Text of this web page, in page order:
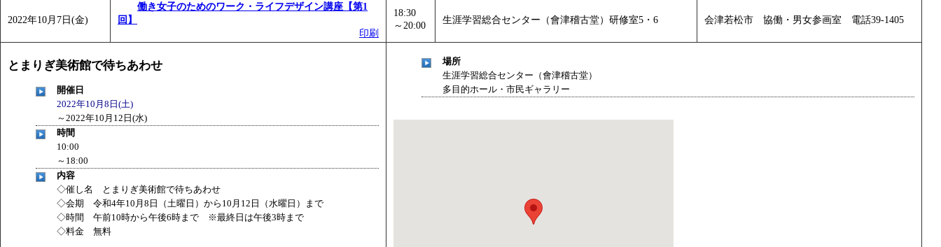
2022年10月7日(金)
働き女子のためのワーク・ライフデザイン講座【第1
回】
印刷
18:30
～20:00
生涯学習総合センター（會津稽古堂）研修室5・6 会津若松市 協働・男女参画室 電話39-1405
とまりぎ美術館で待ちあわせ
開催日
2022年10月8日(土)
～2022年10月12日(水)
時間
10:00
～18:00
内容
◇催し名 とまりぎ美術館で待ちあわせ
◇会期 令和4年10月8日（土曜日）から10月12日（水曜日）まで
◇時間 午前10時から午後6時まで ※最終日は午後3時まで
◇料金 無料
場所
生涯学習総合センター（會津稽古堂）
多目的ホール・市民ギャラリー